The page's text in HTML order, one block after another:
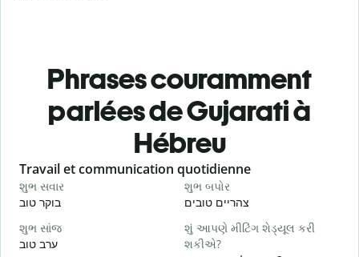
Phrases couramment
parlées de Gujarati à
Hébreu
Slide 1 of 6
Travail et communication quotidienne
શુભ સવાર
בוקר טוב
શુભ બપોર
צהריים טובים
શુભ સાંજ
ערב טוב
શું આપણે મીટિંગ શેડ્યૂલ કરી
શકીએ?